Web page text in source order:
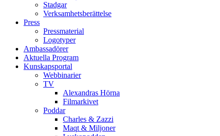
Stadgar
Verksamhetsberättelse
Press
Pressmaterial
Logotyper
Ambassadörer
Aktuella Program
Kunskapsportal
Webbinarier
TV
Alexandras Hörna
Filmarkivet
Poddar
Charles & Zazzi
Maqt & Miljoner